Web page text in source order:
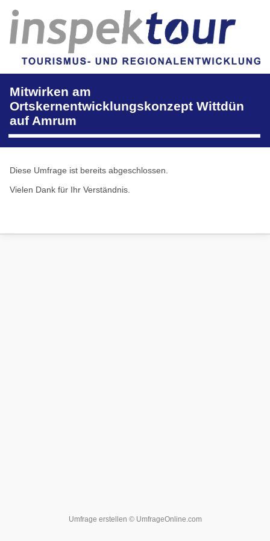
Mitwirken am
Ortskernentwicklungskonzept Wittdün
auf Amrum
Diese Umfrage ist bereits abgeschlossen.
Vielen Dank für Ihr Verständnis.
Umfrage erstellen © UmfrageOnline.com